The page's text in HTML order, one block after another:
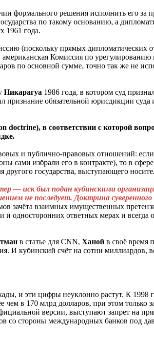
формального решения исполнить его за
по такому основанию, а
1961 года.
(поскольку прямых дипломатических
Комиссия по
по основной сумме, точно так же не
Никарагуа 1986 года, в котором суд
признание обязательной юрисдикции суда
doctrine), в соответствии с которой
и публично-правовых отношений:
сами избрали его в контракте), то в
государства, выступающего
— иск был подан кубинскими
не последует. Доктрина
зачёта взаимных имущественных
односторонних ответных мерах и всегда
в статье для CNN, Ханой в своё время
И кубинский счёт на сотни миллиардов,
и эти цифры неуклонно растут. К 1998
в 170 млрд долларов, при этом только
версии, выступают запрет на
со стороны международных банков под